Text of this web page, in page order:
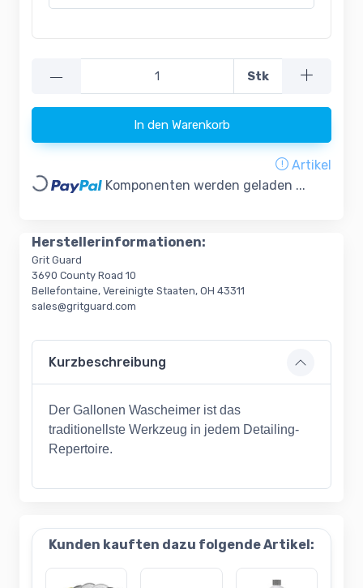
— Stk
In den Warenkorb
Artikel
Loading... Komponenten werden geladen ...
Herstellerinformationen:
Grit Guard
3690 County Road 10
Bellefontaine, Vereinigte Staaten, OH 43311
sales@gritguard.com
Kurzbeschreibung
Der Gallonen Wascheimer ist das
traditionellste Werkzeug in jedem Detailing-
Repertoire.
Kunden kauften dazu folgende Artikel: